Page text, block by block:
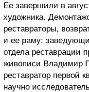
Ее завершили в
художника.
реставраторы,
и ее раму:
отдела реставрации
живописи Владимир
реставратор первой
научно